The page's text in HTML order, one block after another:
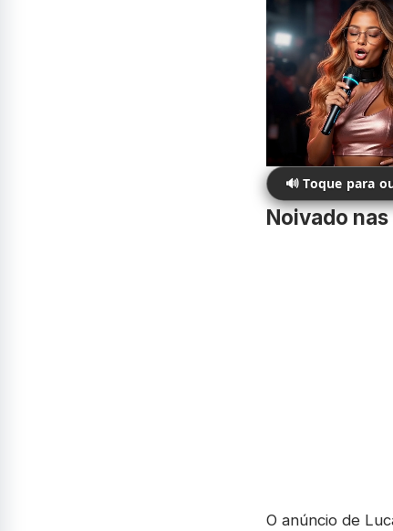
🔊 Toque para
Noivado
O anúncio de